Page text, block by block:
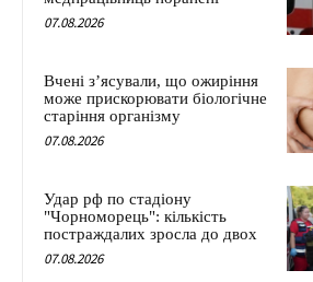
07.08.2026
Вчені з’ясували, що ожиріння
може прискорювати біологічне
старіння організму
07.08.2026
Удар рф по стадіону
"Чорноморець": кількість
постраждалих зросла до двох
07.08.2026